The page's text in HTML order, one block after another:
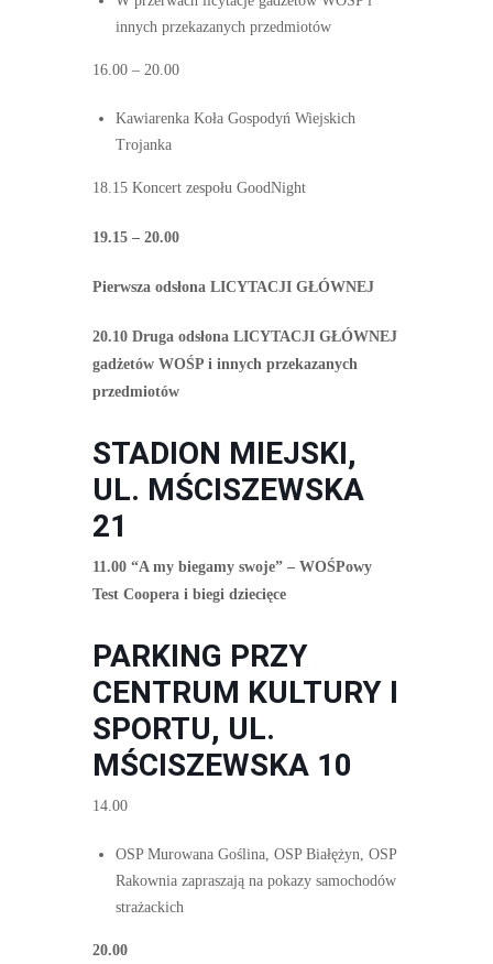
innych przekazanych przedmiotów
16.00 – 20.00
Kawiarenka Koła Gospodyń Wiejskich
Trojanka
18.15 Koncert zespołu GoodNight
19.15 – 20.00
Pierwsza odsłona LICYTACJI GŁÓWNEJ
20.10 Druga odsłona LICYTACJI GŁÓWNEJ
gadżetów WOŚP i innych przekazanych
przedmiotów
STADION MIEJSKI,
UL. MŚCISZEWSKA
21
11.00 “A my biegamy swoje” – WOŚPowy
Test Coopera i biegi dziecięce
PARKING PRZY
CENTRUM KULTURY I
SPORTU, UL.
MŚCISZEWSKA 10
14.00
OSP Murowana Goślina, OSP Białężyn, OSP
Rakownia zapraszają na pokazy samochodów
strażackich
20.00